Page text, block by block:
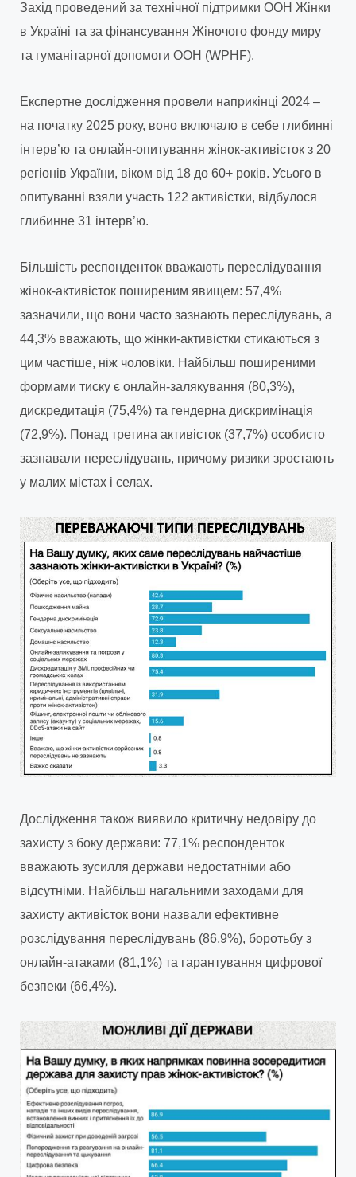
Захід проведений за технічної підтримки ООН Жінки
в Україні та за фінансування Жіночого фонду миру
та гуманітарної допомоги ООН (WPHF).
Експертне дослідження провели наприкінці 2024 –
на початку 2025 року, воно включало в себе глибинні
інтерв’ю та онлайн-опитування жінок-активісток з 20
регіонів України, віком від 18 до 60+ років. Усього в
опитуванні взяли участь 122 активістки, відбулося
глибинне 31 інтерв’ю.
Більшість респонденток вважають переслідування
жінок-активісток поширеним явищем: 57,4%
зазначили, що вони часто зазнають переслідувань, а
44,3% вважають, що жінки-активістки стикаються з
цим частіше, ніж чоловіки. Найбільш поширеними
формами тиску є онлайн-залякування (80,3%),
дискредитація (75,4%) та гендерна дискримінація
(72,9%). Понад третина активісток (37,7%) особисто
зазнавали переслідувань, причому ризики зростають
у малих містах і селах.
Дослідження також виявило критичну недовіру до
захисту з боку держави: 77,1% респонденток
вважають зусилля держави недостатніми або
відсутніми. Найбільш нагальними заходами для
захисту активісток вони назвали ефективне
розслідування переслідувань (86,9%), боротьбу з
онлайн-атаками (81,1%) та гарантування цифрової
безпеки (66,4%).